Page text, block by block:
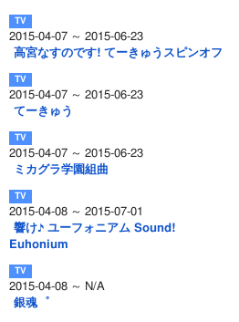
2015-04-07 ～ 2015-06-23
高宮なすのです! てーきゅうスピンオフ
2015-04-07 ～ 2015-06-23
てーきゅう
2015-04-07 ～ 2015-06-23
ミカグラ学園組曲
2015-04-08 ～ 2015-07-01
響け♪ ユーフォニアム Sound!
Euhonium
2015-04-08 ～ N/A
銀魂゜